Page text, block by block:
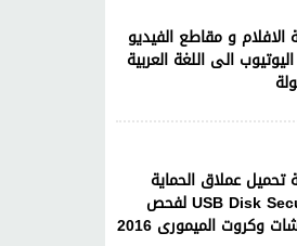
الافلام و مقاطع الفيديو
الى اللغة العربية
تحميل عملاق الحماية
USB Disk Security لفحص
وكروت الميمورى 2016